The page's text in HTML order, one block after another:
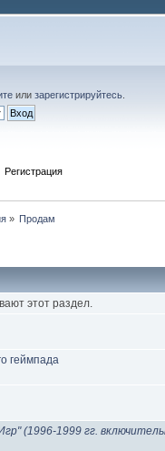
или зарегистрируйтесь.
Регистрация
» Продам
этот раздел.
геймпада
(1996-1999 гг.